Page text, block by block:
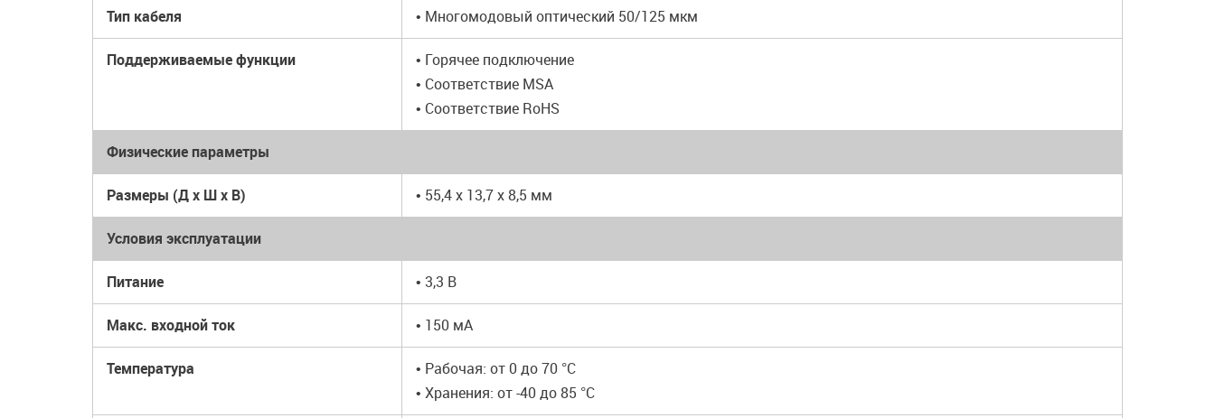
Тип кабеля • Многомодовый оптический 50/125 мкм
Поддерживаемые функции
• Горячее подключение
• Соответствие MSA
• Соответствие RoHS
Физические параметры
Размеры (Д x Ш x В) • 55,4 x 13,7 x 8,5 мм
Условия эксплуатации
Питание • 3,3 В
Макс. входной ток • 150 мА
Температура
• Рабочая: от 0 до 70 °C
• Хранения: от -40 до 85 °C